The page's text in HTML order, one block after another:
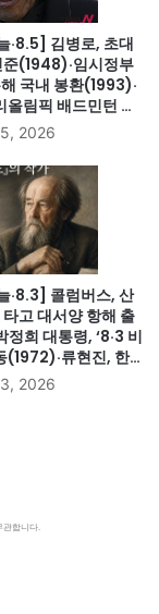
·8.5] 김병로, 초대
(1948)·임시정부
국내 봉환(1993)·
올림픽 배드민턴 여
달(2024)·하시나 방
인도 망명
·소, 부분적 핵실험
(1963)·넬슨 만델
옥고의 시작
2026
·8.3] 콜럼버스, 산
고 대서양 항해 출
희 대통령, ‘8·3 비
(1972)·류현진, 한
그 신인 첫 10승
수함 노틸러스호, 잠
2026
관합니다.